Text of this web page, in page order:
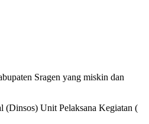
Sragen yang miskin dan
(Dinsos) Unit Pelaksana Kegiatan (